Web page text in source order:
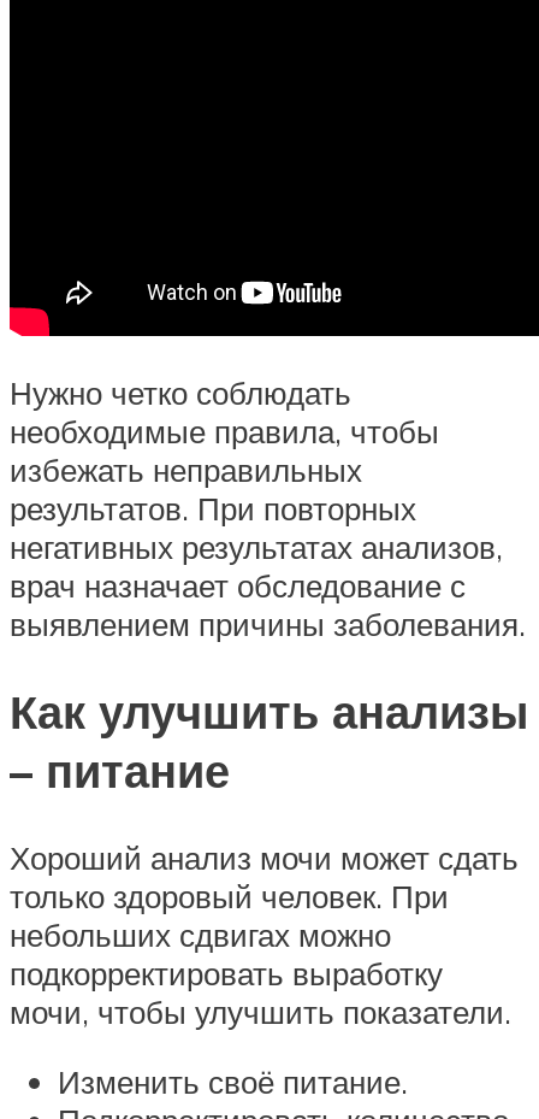
Нужно четко соблюдать
необходимые правила, чтобы
избежать неправильных
результатов. При повторных
негативных результатах анализов,
врач назначает обследование с
выявлением причины заболевания.
Как улучшить анализы
– питание
Хороший анализ мочи может сдать
только здоровый человек. При
небольших сдвигах можно
подкорректировать выработку
мочи, чтобы улучшить показатели.
Изменить своё питание.